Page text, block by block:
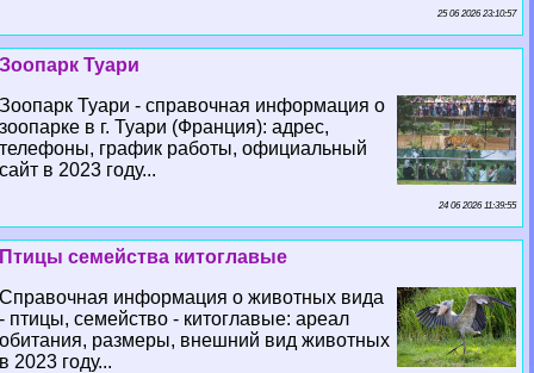
25 06 2026 23:10:57
Зоопарк Туари
Зоопарк Туари - справочная информация о
зоопарке в г. Туари (Франция): адрес,
телефоны, график работы, официальный
сайт в 2023 году...
24 06 2026 11:39:55
Птицы семейства китоглавые
Справочная информация о животных вида
- птицы, семейство - китоглавые: ареал
обитания, размеры, внешний вид животных
в 2023 году...